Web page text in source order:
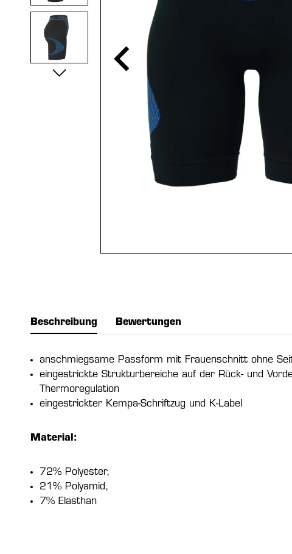
Beschreibung Bewertungen
anschmiegsame Passform mit Frauenschnitt ohne
eingestrickte Strukturbereiche auf der Rück- und
Thermoregulation
eingestrickter Kempa-Schriftzug und K-Label
Material:
72% Polyester,
21% Polyamid,
7% Elasthan